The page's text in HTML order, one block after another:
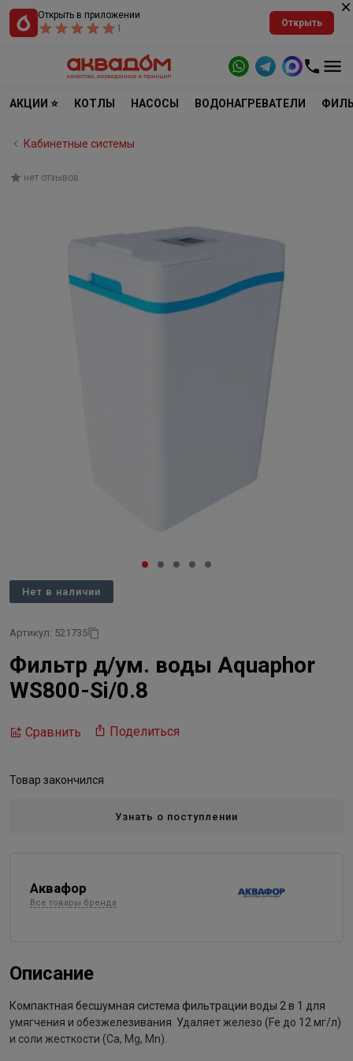
Открыть в приложении
1
Открыть
АКЦИИ ⭐ КОТЛЫ НАСОСЫ ВОДОНАГРЕВАТЕЛИ
Кабинетные системы
нет отзывов
Нет в наличии
Артикул: 521735
Фильтр д/ум. воды Aquaphor
WS800-Si/0.8
Сравнить Поделиться
Товар закончился
Узнать о поступлении
Аквафор
Все товары бренда
Описание
Компактная бесшумная система фильтрации воды 2 в 1 для
умягчения и обезжелезивания. Удаляет железо (Fe до 12 мг/л)
и соли жесткости (Ca, Mg, Mn).